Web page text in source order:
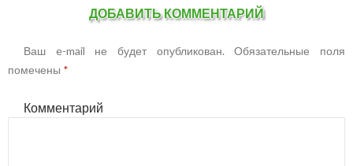
ДОБАВИТЬ КОММЕНТАРИЙ
Ваш e-mail не будет опубликован. Обязательные поля
помечены *
Комментарий